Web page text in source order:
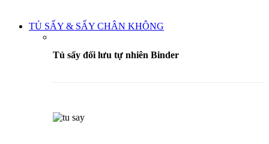
TỦ SẤY & SẤY CHÂN KHÔNG
Tủ sấy đối lưu tự nhiên Binder